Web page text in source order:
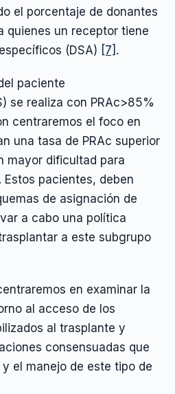
el porcentaje de donantes
quienes un receptor tiene
(DSA) [7] .
paciente
se realiza con PRAc>85%
centraremos el foco en
una tasa de PRAc superior
mayor dificultad para
pacientes, deben
de asignación de
a cabo una política
a este subgrupo
en examinar la
al acceso de los
al trasplante y
consensuadas que
el manejo de este tipo de